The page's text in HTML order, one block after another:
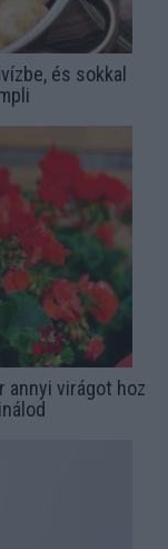
és sokkal
annyi virágot hoz